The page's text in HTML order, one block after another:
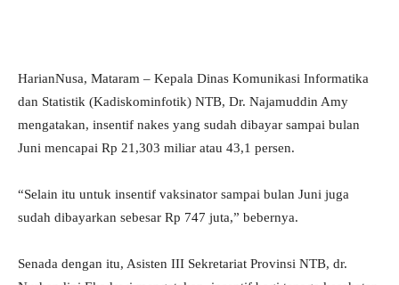
HarianNusa, Mataram – Kepala Dinas Komunikasi Informatika
dan Statistik (Kadiskominfotik) NTB, Dr. Najamuddin Amy
mengatakan, insentif nakes yang sudah dibayar sampai bulan
Juni mencapai Rp 21,303 miliar atau 43,1 persen.
“Selain itu untuk insentif vaksinator sampai bulan Juni juga
sudah dibayarkan sebesar Rp 747 juta,” bebernya.
Senada dengan itu, Asisten III Sekretariat Provinsi NTB, dr.